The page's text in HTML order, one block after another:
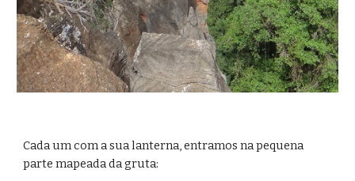
Cada um com a sua lanterna, entramos na pequena
parte mapeada da gruta: